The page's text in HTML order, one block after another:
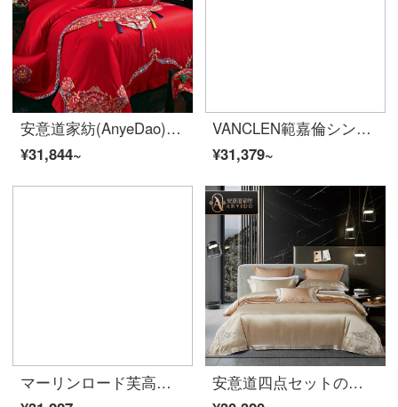
安意道家紡(AnyeDao)新中国式結婚式ベッド用品四点セット刺繍綿純綿紅色結婚祝い用品十四点セット一生で1.8 m/2.0 mベッド-十四点セット
¥31,844~
VANCLEN範嘉倫シンプルプリンセス風のハイエンドで柔らかくて、夏の100 S両面のシルクの親肌は裸で寝ます。四点セットのベッドの上の用品は澄みきっています。七重セットは1.5/1.8メートルのワイドベッドです。【布団カバー200*230 cm】
¥31,379~
マーリンロード芙高級ヨーロッパ式の両面シルク四点セット夏アイスクリームハイエンドのシンプルな色の寝具北欧の軽い贅沢な寝具セットベッド用品アンドリューライトブルー-四点セット(定金による補助金)1.8メートル幅のベッドカバー【布団カバー200*230】
安意道四点セットの綿純綿ベッド用品140本の綿布団カバー高級豪華刺繍布団セット多点セットケビン-金色四点セットの1.5 mベッド(200*230芯に適合)